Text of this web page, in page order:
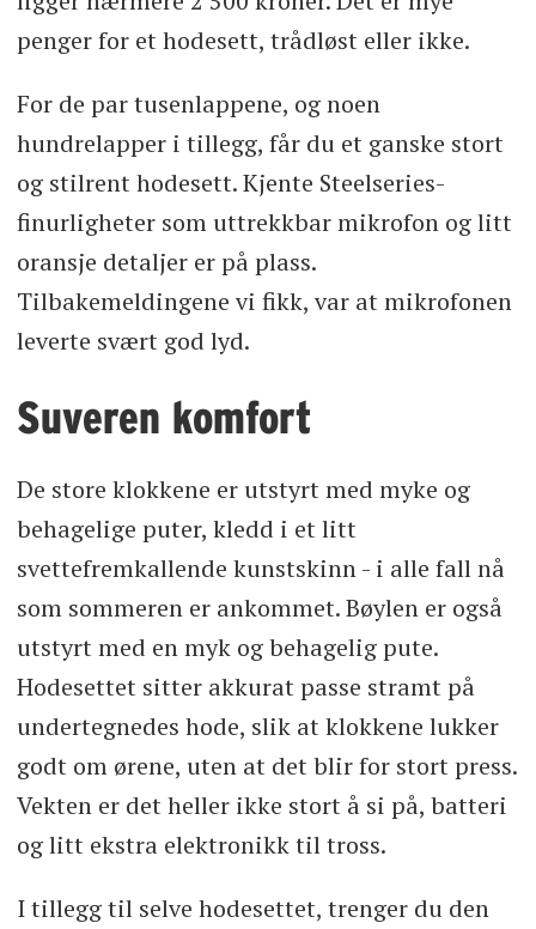
penger for et hodesett, trådløst eller ikke.
For de par tusenlappene, og noen
hundrelapper i tillegg, får du et ganske stort
og stilrent hodesett. Kjente Steelseries-
finurligheter som uttrekkbar mikrofon og litt
oransje detaljer er på plass.
Tilbakemeldingene vi fikk, var at mikrofonen
leverte svært god lyd.
Suveren komfort
De store klokkene er utstyrt med myke og
behagelige puter, kledd i et litt
svettefremkallende kunstskinn - i alle fall nå
som sommeren er ankommet. Bøylen er også
utstyrt med en myk og behagelig pute.
Hodesettet sitter akkurat passe stramt på
undertegnedes hode, slik at klokkene lukker
godt om ørene, uten at det blir for stort press.
Vekten er det heller ikke stort å si på, batteri
og litt ekstra elektronikk til tross.
I tillegg til selve hodesettet, trenger du den